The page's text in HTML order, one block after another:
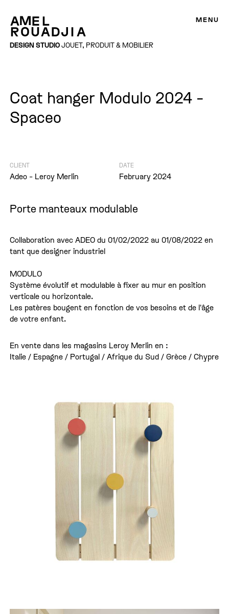
DESIGN STUDIOJOUET, PRODUIT & MOBILIER
MENU
Coat hanger Modulo 2024 -
Spaceo
CLIENT
Adeo - Leroy Merlin
DATE
February 2024
Porte manteaux modulable
Collaboration avec ADEO du 01/02/2022 au 01/08/2022 en
tant que designer industriel
MODULO
Système évolutif et modulable à fixer au mur en position
verticale ou horizontale.
Les patères bougent en fonction de vos besoins et de l'âge
de votre enfant.
En vente dans les magasins Leroy Merlin en :
Italie / Espagne / Portugal / Afrique du Sud / Grèce / Chypre